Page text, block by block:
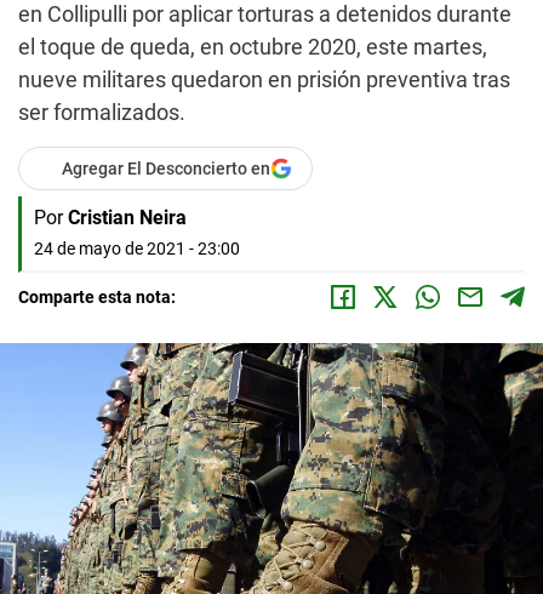
en Collipulli por aplicar torturas a detenidos durante
el toque de queda, en octubre 2020, este martes,
nueve militares quedaron en prisión preventiva tras
ser formalizados.
Agregar El Desconcierto en
Por Cristian Neira
24 de mayo de 2021 - 23:00
Comparte esta nota: